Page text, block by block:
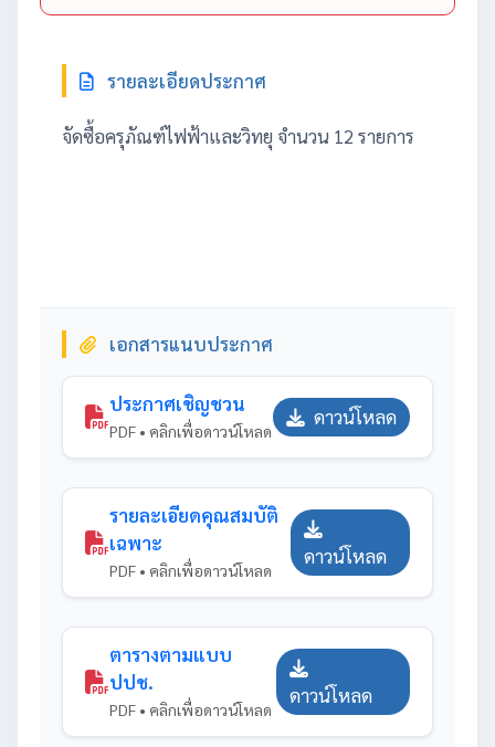
รายละเอียดประกาศ
จัดซื้อครุภัณฑ์ไฟฟ้าและวิทยุ จำนวน 12 รายการ
เอกสารแนบประกาศ
ประกาศเชิญชวน
PDF • คลิกเพื่อดาวน์โหลด
ดาวน์โหลด
รายละเอียดคุณสมบัติ
เฉพาะ
PDF • คลิกเพื่อดาวน์โหลด
ดาวน์โหลด
ตารางตามแบบ
ปปช.
PDF • คลิกเพื่อดาวน์โหลด
ดาวน์โหลด